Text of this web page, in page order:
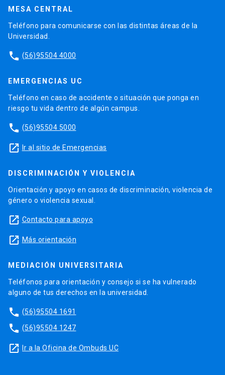
MESA CENTRAL
Teléfono para comunicarse con las distintas áreas de la
Universidad.
phone (56)95504 4000
EMERGENCIAS UC
Teléfono en caso de accidente o situación que ponga en
riesgo tu vida dentro de algún campus.
phone (56)95504 5000
launch Ir al sitio de Emergencias
DISCRIMINACIÓN Y VIOLENCIA
Orientación y apoyo en casos de discriminación, violencia de
género o violencia sexual.
launch Contacto para apoyo
launch Más orientación
MEDIACIÓN UNIVERSITARIA
Teléfonos para orientación y consejo si se ha vulnerado
alguno de tus derechos en la universidad.
phone (56)95504 1691
phone (56)95504 1247
launch Ir a la Oficina de Ombuds UC